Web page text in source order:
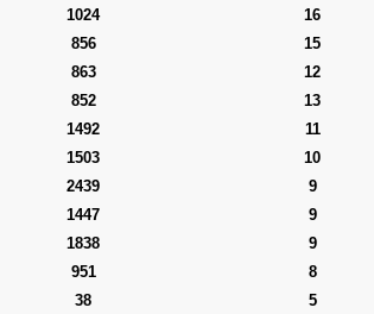
1024 16
856 15
863 12
852 13
1492 11
1503 10
2439 9
1447 9
1838 9
951 8
38 5